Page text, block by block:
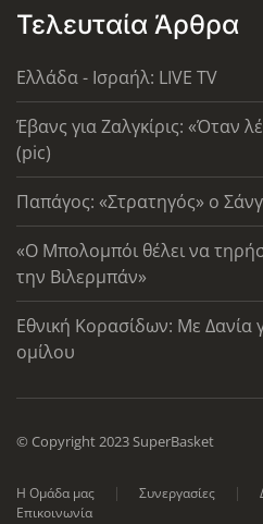
Τελευταία Άρθρα
Ελλάδα - Ισραήλ: LIVE TV
Έβανς για Ζαλγκίρις: «Όταν
(pic)
Παπάγος: «Στρατηγός» ο
«Ο Μπολομπόι θέλει να
την Βιλερμπάν»
Εθνική Κορασίδων: Με Δανία
ομίλου
© Copyright 2023 SuperBasket
Η Ομάδα μας Συνεργασίες
Επικοινωνία